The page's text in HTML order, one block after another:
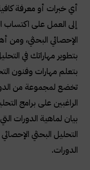
أي خبرات أو معرفة
إلى العمل على اكتساب
الإحصائي البحثي، ومن
بتطوير مهاراتك في
بتعلم مهارات وفنون
تخضع لمجموعة من
الراغبين على برامج
بيان لماهية الدورات
التحليل البحثي
الدورات.